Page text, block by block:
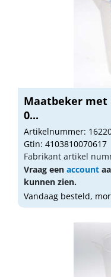
Maatbeker
0...
Artikelnummer:
Gtin: 4103810070617
Fabrikant artikel
Vraag een account
kunnen zien.
Vandaag besteld,